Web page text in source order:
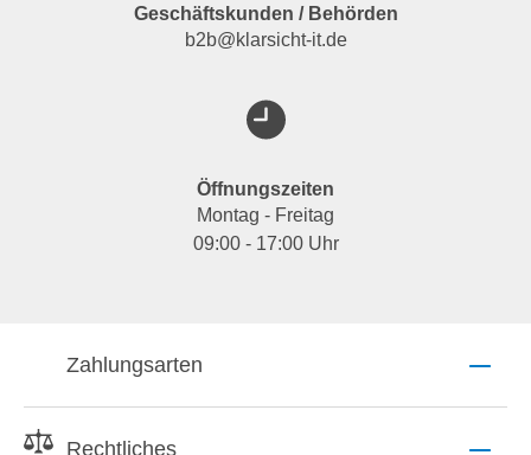
Geschäftskunden / Behörden
b2b@klarsicht-it.de
Öffnungszeiten
Montag - Freitag
09:00 - 17:00 Uhr
Zahlungsarten
Rechtliches